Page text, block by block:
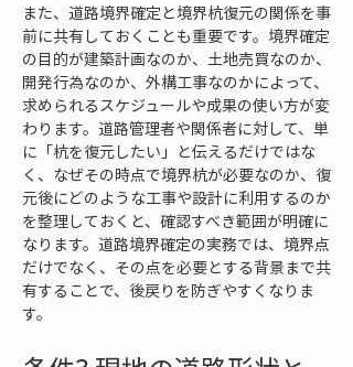
また、道路境界確定と境界杭復元の関係を事
前に共有しておくことも重要です。境界確定
の目的が建築計画なのか、土地売買なのか、
開発行為なのか、外構工事なのかによって、
求められるスケジュールや成果の使い方が変
わります。道路管理者や関係者に対して、単
に「杭を復元したい」と伝えるだけではな
く、なぜその時点で境界杭が必要なのか、復
元後にどのような工事や設計に利用するのか
を整理しておくと、確認すべき範囲が明確に
なります。道路境界確定の実務では、境界点
だけでなく、その点を必要とする背景まで共
有することで、後戻りを防ぎやすくなりま
す。